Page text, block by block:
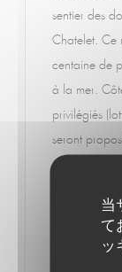
当
て
ッ
sentier des
Chatelet. Ce
centaine de
à la mer.
privilégiés
seront
un menu à